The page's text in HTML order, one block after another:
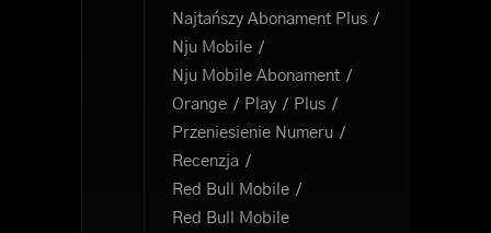
Najtańszy Abonament Plus
Nju Mobile
Nju Mobile Abonament
Orange
Play
Plus
Przeniesienie Numeru
Recenzja
Red Bull Mobile
Red Bull Mobile